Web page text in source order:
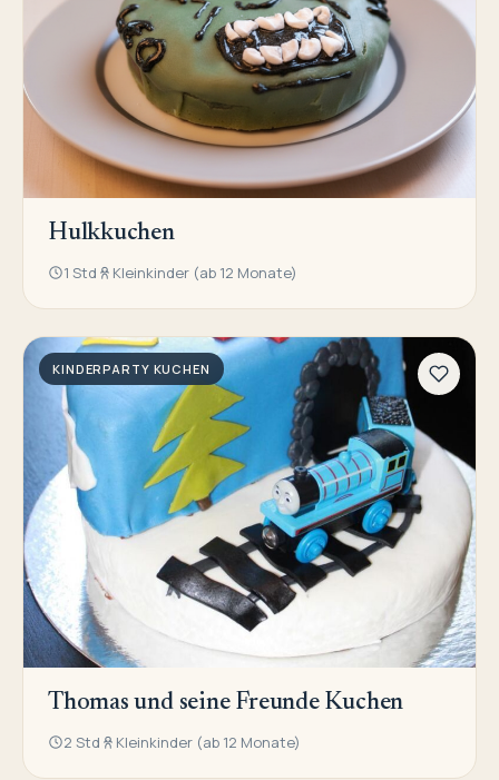
Hulkkuchen
1 Std Kleinkinder (ab 12 Monate)
KINDERPARTY KUCHEN
Thomas und seine Freunde Kuchen
2 Std Kleinkinder (ab 12 Monate)